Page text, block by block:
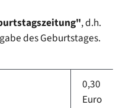
, d.h.
des Geburtstages.
0,30
Euro